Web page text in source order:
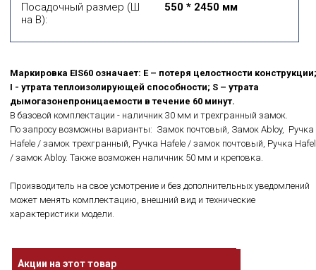
Посадочный размер (Ш
на В):
550 * 2450 мм
Маркировка EIS60 означает: E – потеря целостности конструкции;
I - утрата теплоизолирующей способности; S – утрата
дымогазонепроницаемости в течение 60 минут.
В базовой комплектации - наличник 30 мм и трехгранный замок.
По запросу возможны варианты: Замок почтовый, Замок Abloy, Ручка
Hafele / замок трехгранный, Ручка Hafele / замок почтовый, Ручка
/ замок Abloy. Также возможен наличник 50 мм и креповка.
Производитель на свое усмотрение и без дополнительных уведомлений
может менять комплектацию, внешний вид и технические
характеристики модели.
Акции на этот товар